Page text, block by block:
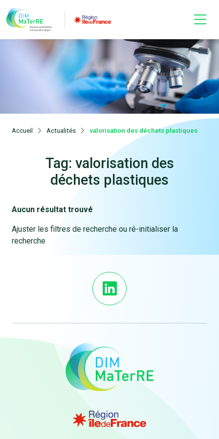
Accueil Actualités valorisation des déchets plastiques
Tag: valorisation des
déchets plastiques
Aucun résultat trouvé
Ajuster les filtres de recherche ou ré-initialiser la
recherche